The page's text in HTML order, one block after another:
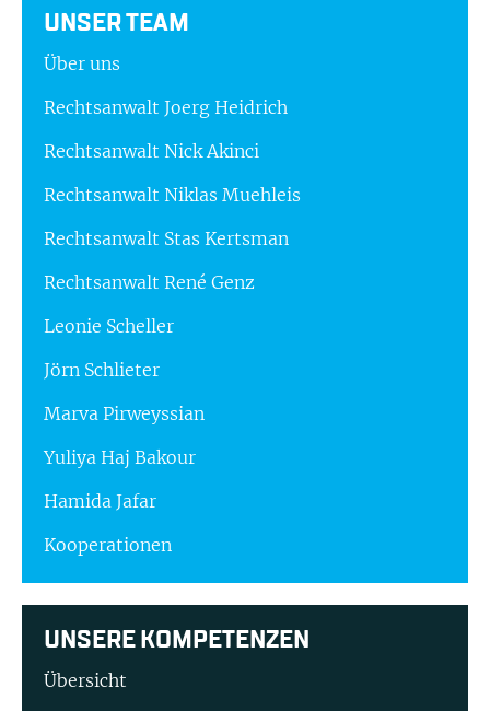
UNSER TEAM
Über uns
Rechtsanwalt Joerg Heidrich
Rechtsanwalt Nick Akinci
Rechtsanwalt Niklas Muehleis
Rechtsanwalt Stas Kertsman
Rechtsanwalt René Genz
Leonie Scheller
Jörn Schlieter
Marva Pirweyssian
Yuliya Haj Bakour
Hamida Jafar
Kooperationen
UNSERE KOMPETENZEN
Übersicht